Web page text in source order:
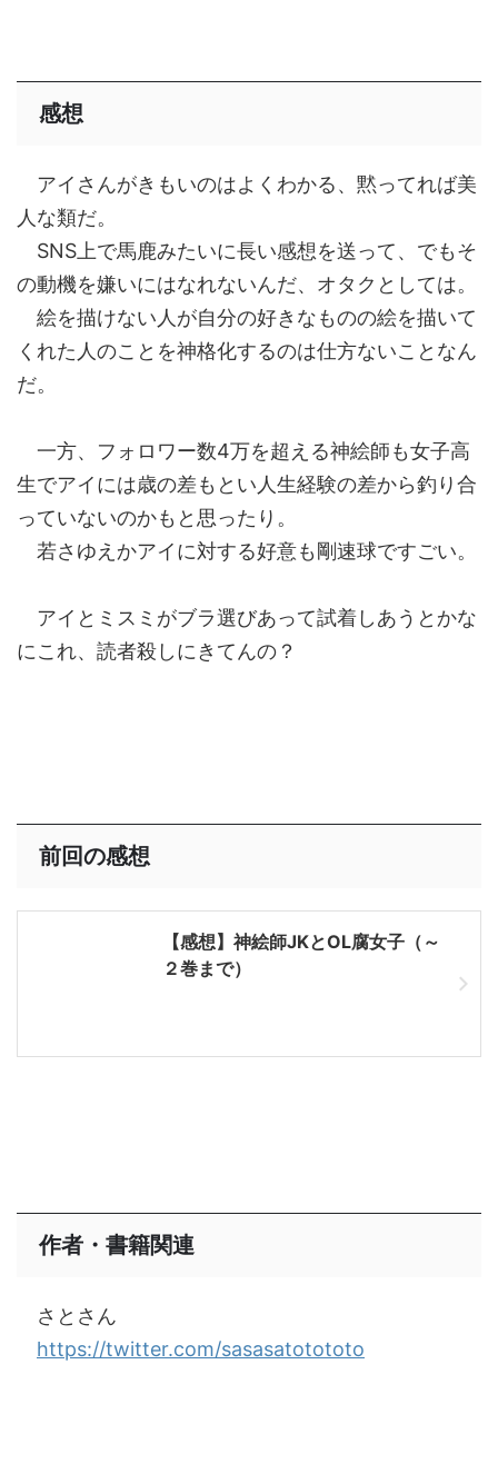
感想
アイさんがきもいのはよくわかる、黙ってれば美
人な類だ。
SNS上で馬鹿みたいに長い感想を送って、でもそ
の動機を嫌いにはなれないんだ、オタクとしては。
絵を描けない人が自分の好きなものの絵を描いて
くれた人のことを神格化するのは仕方ないことなん
だ。
一方、フォロワー数4万を超える神絵師も女子高
生でアイには歳の差もとい人生経験の差から釣り合
っていないのかもと思ったり。
若さゆえかアイに対する好意も剛速球ですごい。
アイとミスミがブラ選びあって試着しあうとかな
にこれ、読者殺しにきてんの？
前回の感想
【感想】神絵師JKとOL腐女子（～
２巻まで）
作者・書籍関連
さとさん
https://twitter.com/sasasatotototo